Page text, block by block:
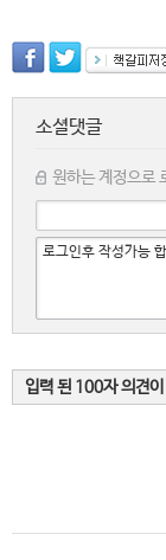
소셜댓글
원하는 계정으로
입력 된 100자 의견